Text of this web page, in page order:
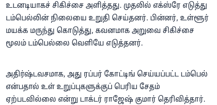
உடனடியாகச் சிகிச்சை அளித்தது. முதலில் எக்ஸ்ரே எடுத்து
டம்பெல்லின் நிலையை உறுதி செய்தனர். பின்னர், உள்ளூர்
மயக்க மருந்து கொடுத்து, கவனமாக அறுவை சிகிச்சை
மூலம் டம்பெல்லை வெளியே எடுத்தனர்.
அதிர்ஷ்டவசமாக, அது ரப்பர் கோட்டிங் செய்யப்பட்ட டம்பெல்
என்பதால் உள் உறுப்புகளுக்குப் பெரிய சேதம்
ஏற்படவில்லை என்று டாக்டர் ராஜேஷ் குமார் தெரிவித்தார்.